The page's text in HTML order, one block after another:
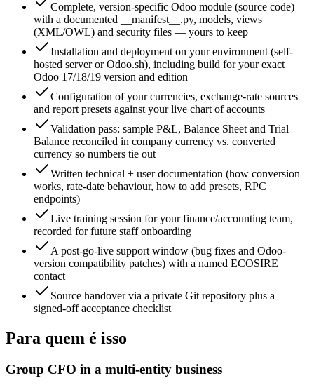
Complete, version-specific Odoo module (source code)
with a documented __manifest__.py, models, views
(XML/OWL) and security files — yours to keep
Installation and deployment on your environment (self-
hosted server or Odoo.sh), including build for your exact
Odoo 17/18/19 version and edition
Configuration of your currencies, exchange-rate sources
and report presets against your live chart of accounts
Validation pass: sample P&L, Balance Sheet and Trial
Balance reconciled in company currency vs. converted
currency so numbers tie out
Written technical + user documentation (how conversion
works, rate-date behaviour, how to add presets, RPC
endpoints)
Live training session for your finance/accounting team,
recorded for future staff onboarding
A post-go-live support window (bug fixes and Odoo-
version compatibility patches) with a named ECOSIRE
contact
Source handover via a private Git repository plus a
signed-off acceptance checklist
Para quem é isso
Group CFO in a multi-entity business